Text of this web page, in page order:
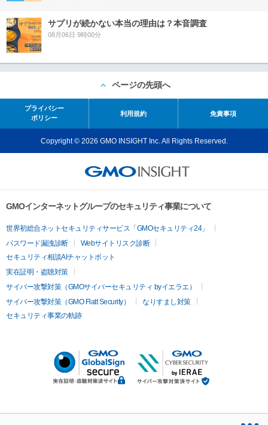
サプリが続かない本当の理由は？本音調査
08月06日 9時00分
ページの先頭へ
プライバシー
ポリシー
利用規約 免責事項
Copyright © 2026 GMO INSIGHT Inc. All Rights Reserved.
GMOインターネットグループのセキュリティ事業について
世界初総合ネットセキュリティサービス「GMOセキュリティ24」
パスワード漏洩診断
Webサイトリスク診断
セキュリティ相談AIチャットボット
実在証明・盗聴対策
サイバー攻撃対策（GMOサイバーセキュリティ byイエラエ）
サイバー攻撃対策（GMO Flatt Security）
なりすまし対策
セキュリティ事業の軌跡